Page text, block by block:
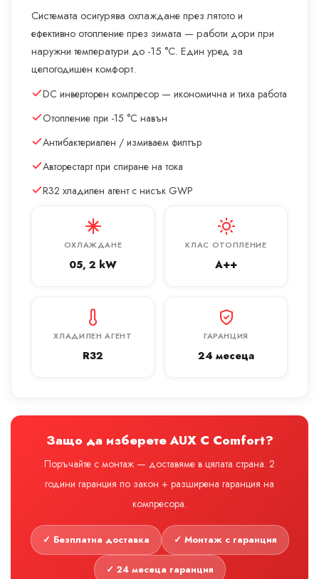
Системата осигурява охлаждане през лятото и
ефективно отопление през зимата — работи дори при
наружни температури до -15 °C. Един уред за
целогодишен комфорт.
DC инверторен компресор — икономична и тиха работа
Отопление при -15 °C навън
Антибактериален / измиваем филтър
Авторестарт при спиране на тока
R32 хладилен агент с нисък GWP
ОХЛАЖДАНЕ
05, 2 kW
КЛАС ОТОПЛЕНИЕ
A++
ХЛАДИЛЕН АГЕНТ
R32
ГАРАНЦИЯ
24 месеца
Защо да изберете AUX C Comfort?
Поръчайте с монтаж — доставяме в цялата страна. 2
години гаранция по закон + разширена гаранция на
компресора.
✓ Безплатна доставка ✓ Монтаж с гаранция
✓ 24 месеца гаранция